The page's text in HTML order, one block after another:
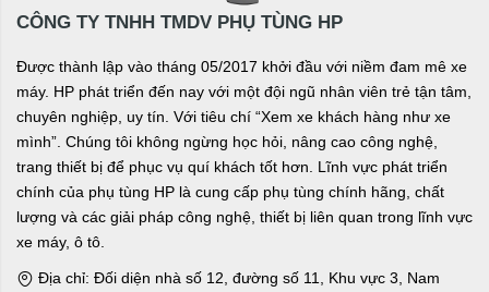
CÔNG TY TNHH TMDV PHỤ TÙNG HP
Được thành lập vào tháng 05/2017 khởi đầu với niềm đam mê xe
máy. HP phát triển đến nay với một đội ngũ nhân viên trẻ tận tâm,
chuyên nghiệp, uy tín. Với tiêu chí “Xem xe khách hàng như xe
mình”. Chúng tôi không ngừng học hỏi, nâng cao công nghệ,
trang thiết bị để phục vụ quí khách tốt hơn. Lĩnh vực phát triển
chính của phụ tùng HP là cung cấp phụ tùng chính hãng, chất
lượng và các giải pháp công nghệ, thiết bị liên quan trong lĩnh vực
xe máy, ô tô.
Địa chỉ: Đối diện nhà số 12, đường số 11, Khu vực 3, Nam